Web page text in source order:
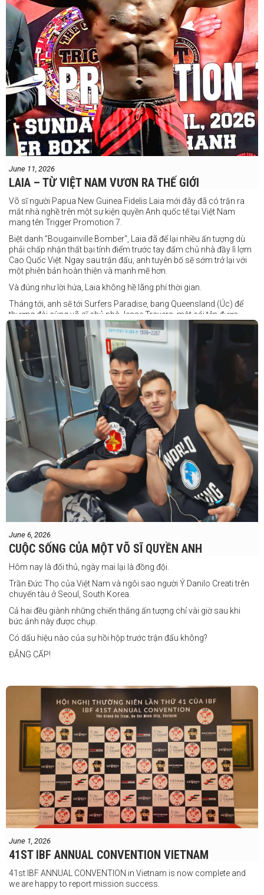
June 11, 2026
LAIA – TỪ VIỆT NAM VƯƠN RA THẾ GIỚI
Võ sĩ người Papua New Guinea Fidelis Laia mới đây đã có trận ra
mắt nhà nghề trên một sự kiện quyền Anh quốc tế tại Việt Nam
mang tên Trigger Promotion 7.
Biệt danh "Bougainville Bomber", Laia đã để lại nhiều ấn tượng dù
phải chấp nhận thất bại tính điểm trước tay đấm chủ nhà đầy lì lợm
Cao Quốc Việt. Ngay sau trận đấu, anh tuyên bố sẽ sớm trở lại với
một phiên bản hoàn thiện và mạnh mẽ hơn.
Và đúng như lời hứa, Laia không hề lãng phí thời gian.
Tháng tới, anh sẽ tới Surfers Paradise, bang Queensland (Úc) để
thượng đài cùng võ sĩ chủ nhà Jesse Travers, một cái tên được
đánh giá là có thực lực nhưng vẫn chưa nhận được sự chú ý tương
xứng.
Travers sở hữu nền tảng nghiệp dư rất đáng nể và từ lâu đã được
xem là một võ sĩ giàu tiềm năng. Trong quá khứ, anh từng có những
trận đấu rất sít sao với các đối thủ chất lượng như Clay Waterman
và Steve Spark.
Sau bảy năm rời xa võ đài, Travers trở lại thi đấu vào tháng 4 năm
nay và ngay lập tức gây ấn tượng mạnh khi hạ gục Blake Payne
ngay trong hiệp đầu tiên. Giờ đây, anh sẽ hướng tới việc nối dài đà
thăng tiến đó khi đối đầu với vị khách đến từ Papua New Guinea.
Tuy nhiên, Laia không hề e ngại thử thách phía trước.
"Đây là cơ hội tuyệt vời để tôi bước thêm một bước trên con đường
sự nghiệp," Laia chia sẻ.
"Tôi sẽ tăng hạng cân để đấu với võ sĩ người Úc này, nhưng điều đó
không thành vấn đề vì trước đây tôi đã từng thi đấu ở hạng cân đó.
thắng. Sau trận đấu này, tôi cũng đã có
một trận đấu khác được lên lịch tại
Philippines
"Tôi biết mình bắt đầu sự nghiệp quyền Anh nhà nghề khá muộn, vì
vậy tôi phải trân trọng và nắm bắt mọi cơ hội đến với mình."
FIGHTS IN THE CITY
Được tổ chức bởi Jamie Myer Productions
Jesse Travers vs Fidelis Laia
Thông tin sự kiện:
Ngày: 18 tháng 7
Địa điểm: Mantra on View, Surfers Paradise, Queensland, Úc
June 6, 2026
CUỘC SỐNG CỦA MỘT VÕ SĨ QUYỀN ANH
Hôm nay là đối thủ, ngày mai lại là đồng đội.
Trần Đức Thọ của Việt Nam và ngôi sao người Ý Danilo Creati trên
chuyến tàu ở Seoul, South Korea.
Cả hai đều giành những chiến thắng ấn tượng chỉ vài giờ sau khi
bức ảnh này được chụp.
Có dấu hiệu nào của sự hồi hộp trước trận đấu không?
ĐẲNG CẤP!
June 1, 2026
41ST IBF ANNUAL CONVENTION VIETNAM
41st IBF ANNUAL CONVENTION in Vietnam is now complete and
we are happy to report mission success.